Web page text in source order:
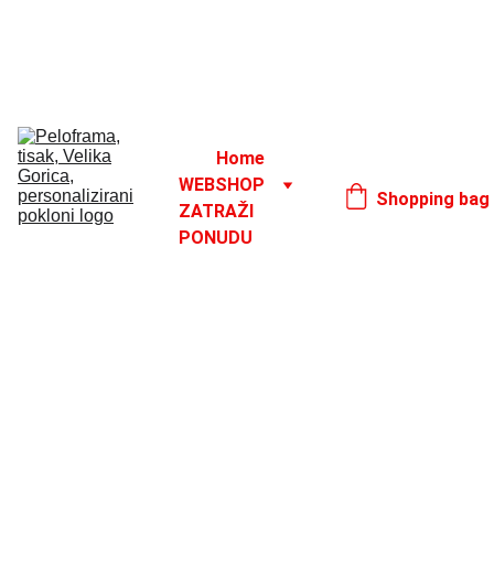
Home
WEBSHOP
ZATRAŽI
PONUDU
Shopping bag